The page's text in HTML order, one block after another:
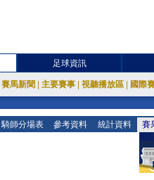
足球資訊
賽馬新聞 主要賽事 視聽播放區 國際
騎師分場表 參考資料 統計資料 賽